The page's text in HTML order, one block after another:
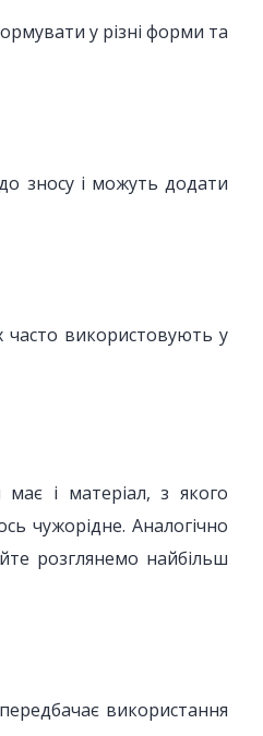
у різні форми та
зносу і можуть додати
часто використовують у
і матеріал, з якого
чужорідне. Аналогічно
розглянемо найбільш
використання